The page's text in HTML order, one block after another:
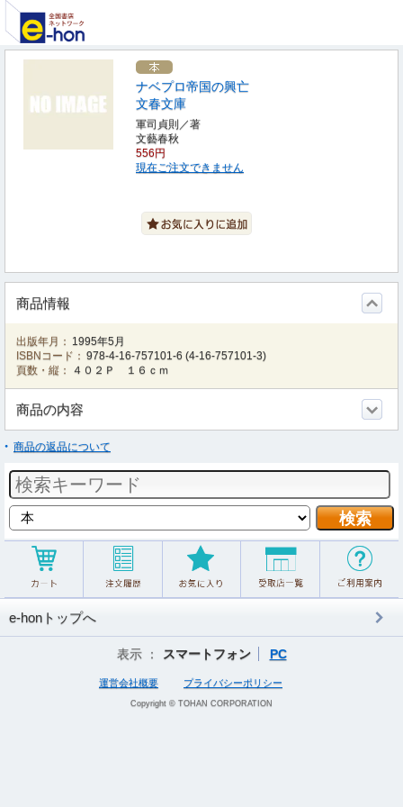
ナベプロ帝国の興亡
文春文庫
軍司貞則／著
文藝春秋
556円
現在ご注文できません
商品情報
出版年月： 1995年5月
ISBNコード： 978-4-16-757101-6 (4-16-757101-3)
頁数・縦：
４０２Ｐ １６ｃｍ
商品の内容
商品の返品について
e-honトップへ
表示 ： スマートフォン PC
運営会社概要 プライバシーポリシー
Copyright © TOHAN CORPORATION